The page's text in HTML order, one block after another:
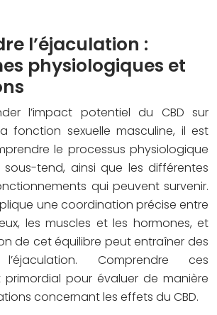
l’éjaculation :
physiologiques et
l’impact potentiel du CBD sur
fonction sexuelle masculine, il est
le processus physiologique
tend, ainsi que les différentes
qui peuvent survenir.
une coordination précise entre
les muscles et les hormones, et
de cet équilibre peut entraîner des
Comprendre ces
primordial pour évaluer de manière
concernant les effets du CBD.